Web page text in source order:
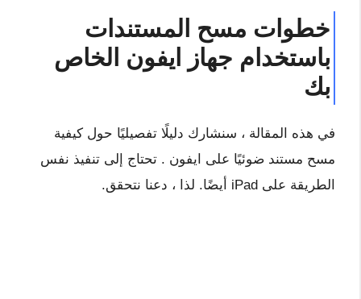
خطوات مسح المستندات
باستخدام جهاز ايفون الخاص
بك
في هذه المقالة ، سنشارك دليلًا تفصيليًا حول كيفية
مسح مستند ضوئيًا على ايفون . تحتاج إلى تنفيذ نفس
الطريقة على iPad أيضًا. لذا ، دعنا نتحقق.